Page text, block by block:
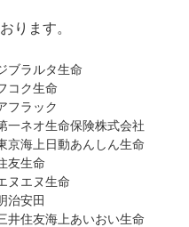
ります。
ブラルタ生命
コク生命
フラック
一ネオ生命保険株式会社
京海上日動あんしん生命
友生命
ヌエヌ生命
治安田
井住友海上あいおい生命